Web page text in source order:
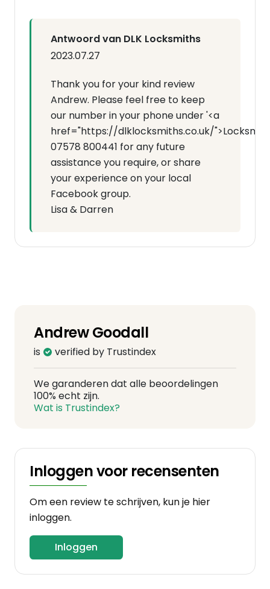
Antwoord van DLK Locksmiths
2023.07.27
Thank you for your kind review
Andrew. Please feel free to keep
our number in your phone under '<a
href="https://dlklocksmiths.co.uk/
07578 800441 for any future
assistance you require, or share
your experience on your local
Facebook group.
Lisa & Darren
Andrew Goodall
is verified by Trustindex
We garanderen dat alle beoordelingen
100% echt zijn.
Wat is Trustindex?
Inloggen voor recensenten
Om een review te schrijven, kun je hier
inloggen.
Inloggen